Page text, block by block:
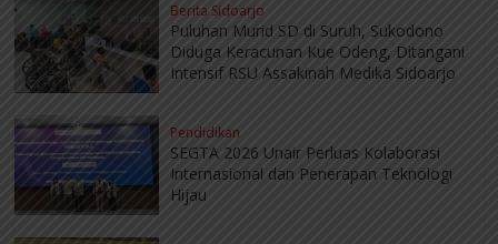
Berita Sidoarjo
Puluhan Murid SD di Suruh, Sukodono
Diduga Keracunan Kue Odeng, Ditangani
Intensif RSU Assakinah Medika Sidoarjo
Pendidikan
SEGTA 2026 Unair Perluas Kolaborasi
Internasional dan Penerapan Teknologi
Hijau